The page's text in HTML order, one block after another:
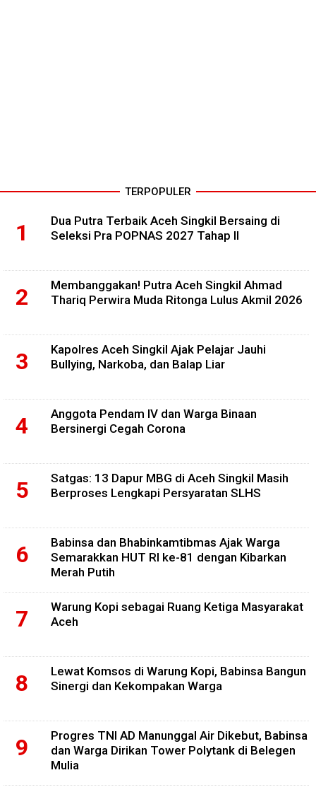
TERPOPULER
Dua Putra Terbaik Aceh Singkil Bersaing di
Seleksi Pra POPNAS 2027 Tahap II
Membanggakan! Putra Aceh Singkil Ahmad
Thariq Perwira Muda Ritonga Lulus Akmil 2026
Kapolres Aceh Singkil Ajak Pelajar Jauhi
Bullying, Narkoba, dan Balap Liar
Anggota Pendam IV dan Warga Binaan
Bersinergi Cegah Corona
Satgas: 13 Dapur MBG di Aceh Singkil Masih
Berproses Lengkapi Persyaratan SLHS
Babinsa dan Bhabinkamtibmas Ajak Warga
Semarakkan HUT RI ke-81 dengan Kibarkan
Merah Putih
Warung Kopi sebagai Ruang Ketiga Masyarakat
Aceh
Lewat Komsos di Warung Kopi, Babinsa Bangun
Sinergi dan Kekompakan Warga
Progres TNI AD Manunggal Air Dikebut, Babinsa
dan Warga Dirikan Tower Polytank di Belegen
Mulia